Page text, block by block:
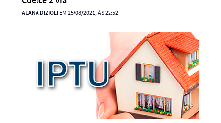
ALANA DIZIOLIEM 25/08/2021, ÀS 22:52